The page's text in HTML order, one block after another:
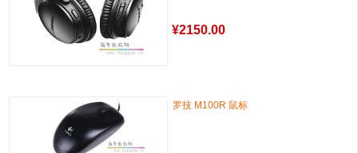
¥2150.00
罗技 M100R 鼠标